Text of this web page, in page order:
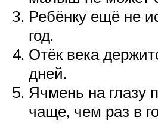
Ребёнку ещё не
год.
Отёк века
дней.
Ячмень на глазу
чаще, чем раз в